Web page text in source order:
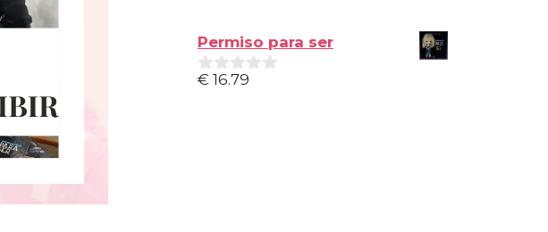
Permiso para ser
0
€ 16.79